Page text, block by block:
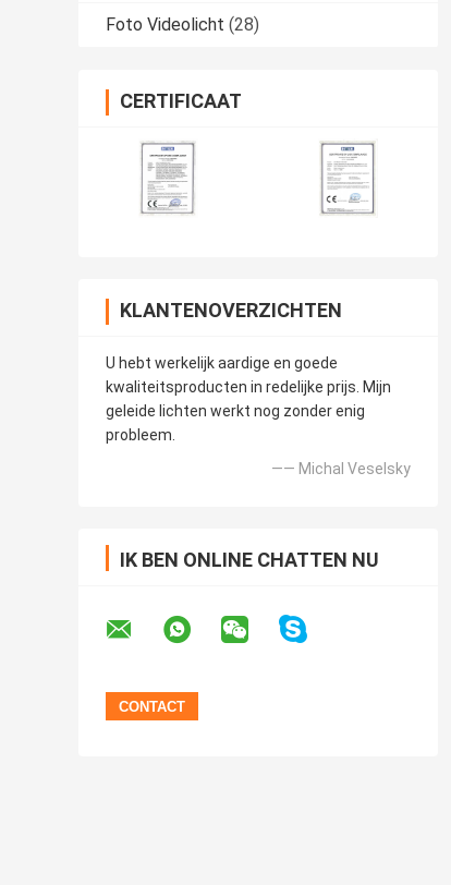
Foto Videolicht (28)
CERTIFICAAT
KLANTENOVERZICHTEN
U hebt werkelijk aardige en goede
kwaliteitsproducten in redelijke prijs. Mijn
geleide lichten werkt nog zonder enig
probleem.
—— Michal Veselsky
IK BEN ONLINE CHATTEN NU